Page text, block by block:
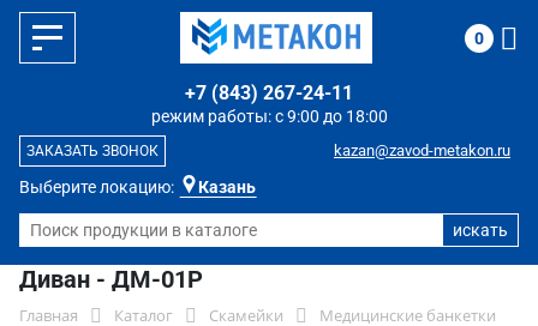
Выберите локацию: Казань
режим работы: с 9:00 до 18:00
+7 (843) 267-24-11
kazan@zavod-metakon.ru
ЗАКАЗАТЬ ЗВОНОК
0
Диван - ДМ-01Р
Главная Каталог Скамейки
Медицинские банкетки